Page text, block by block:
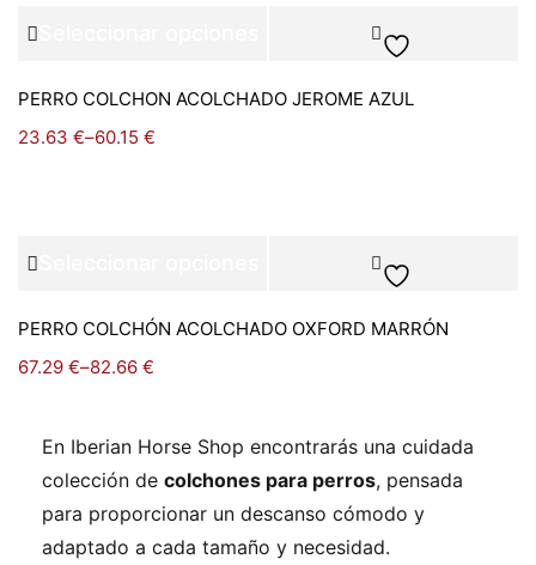
PERRO COLCHON ACOLCHADO JEROME AZUL
23.63 €–60.15 €
PERRO COLCHÓN ACOLCHADO OXFORD MARRÓN
67.29 €–82.66 €
En Iberian Horse Shop encontrarás una cuidada
colección de colchones para perros, pensada
para proporcionar un descanso cómodo y
adaptado a cada tamaño y necesidad.